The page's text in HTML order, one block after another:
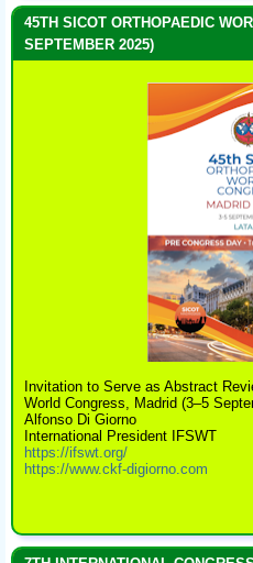
45TH SICOT ORTHOPAEDIC
SEPTEMBER 2025)
Invitation to Serve as Abstract
World Congress, Madrid (3–5
Alfonso Di Giorno
International President IFSWT
https://ifswt.org/
https://www.ckf-digiorno.com